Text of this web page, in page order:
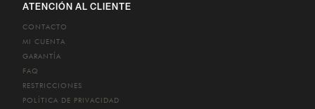
ATENCIÓN AL CLIENTE
CONTACTO
MI CUENTA
GARANTÍA
FAQ
RESTRICCIONES
POLÍTICA DE PRIVACIDAD